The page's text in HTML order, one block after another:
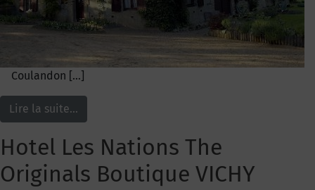
Coulandon […]
Lire la suite…
Hotel Les Nations The
Originals Boutique VICHY